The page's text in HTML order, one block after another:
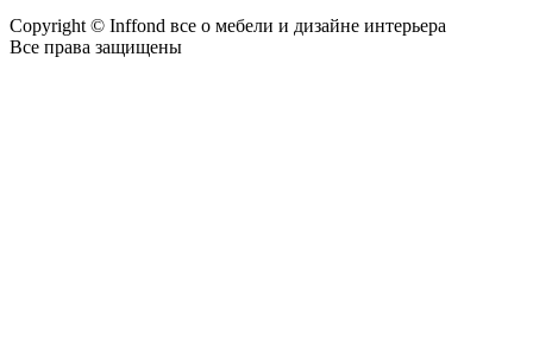
Copyright © Inffond все о мебели и дизайне интерьера
Все права защищены